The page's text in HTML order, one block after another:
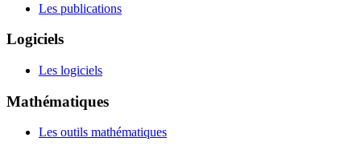
Les publications
Logiciels
Les logiciels
Mathématiques
Les outils mathématiques